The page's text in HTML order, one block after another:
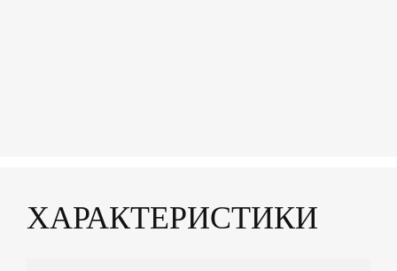
ХАРАКТЕРИСТИКИ